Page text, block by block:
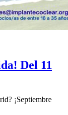
Del 11
¡Septiembre